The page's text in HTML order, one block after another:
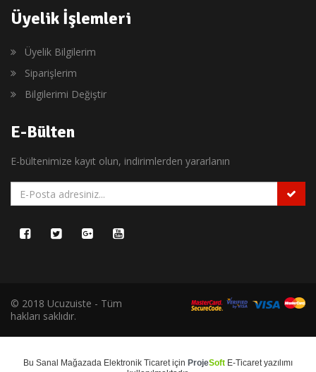
Üyelik İşlemleri
Üyelik Bilgilerim
Siparişlerim
Bilgilerimi Değiştir
E-Bülten
E-bültenimize kayıt olun, indirimlerden yararlanın
© 2018 Ucuzuiste - Tüm
hakları saklıdır.
Bu Sanal Mağazada Elektronik Ticaretiçin ProjeSoft E-Ticaretyazılımı